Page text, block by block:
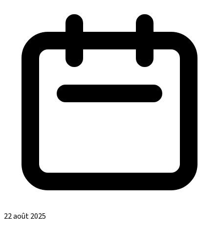
22 août 2025